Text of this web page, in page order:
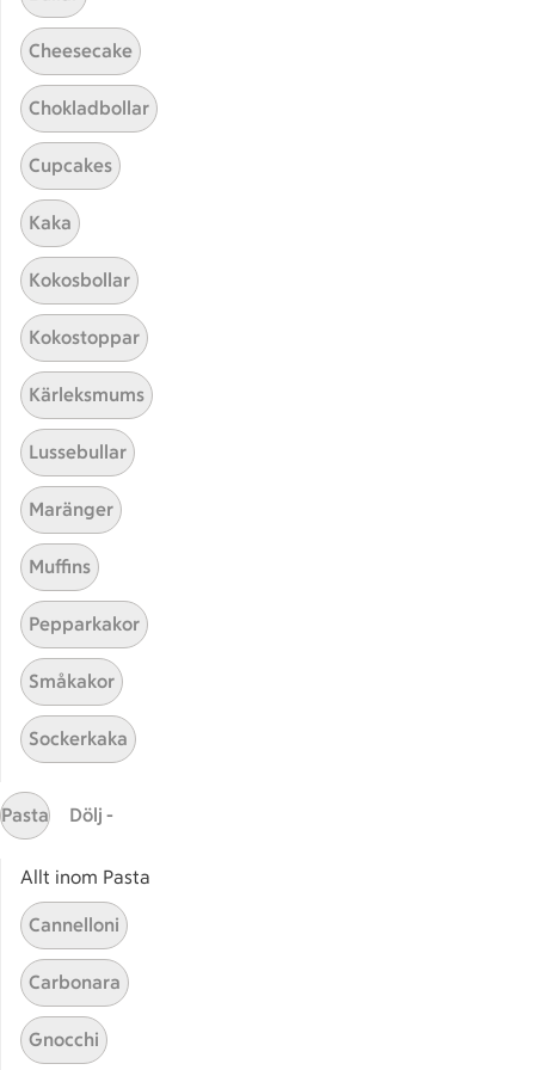
Hittade inget recept
Testa att söka på något nytt, eller ta bort något av
Bål
Här hittar du alla goda recept du har sparat och
Start
Cheesecake
Chokladbollar
Cupcakes
Kaka
Kokosbollar
Kokostoppar
Kärleksmums
Lussebullar
Maränger
Muffins
Pepparkakor
Småkakor
Sockerkaka
Pasta Dölj -
Allt inom Pasta
Cannelloni
Carbonara
Gnocchi